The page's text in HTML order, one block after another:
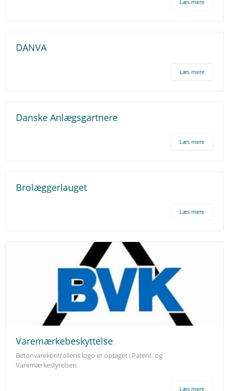
Læs mere
DANVA
Læs mere
Danske Anlægsgartnere
Læs mere
Brolæggerlauget
Læs mere
Varemærkebeskyttelse
Betonvarekontrollens logo er optaget i Patent- og
Varemærkestyrelsen.
Læs mere